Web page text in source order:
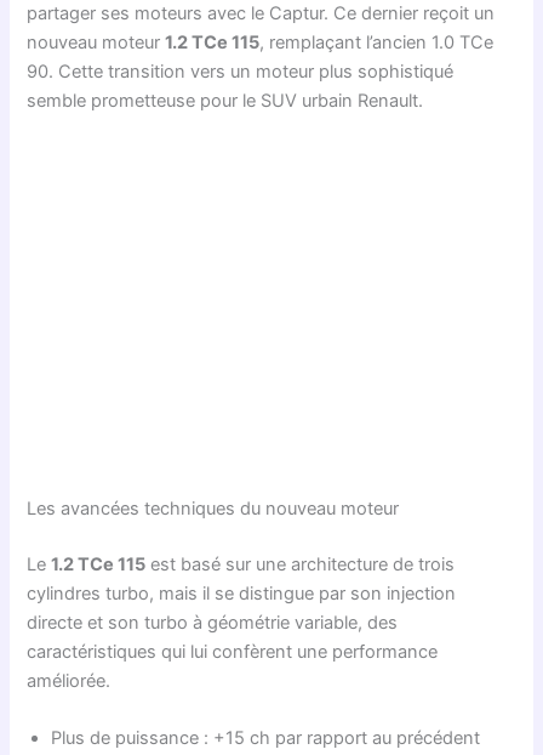
partager ses moteurs avec le Captur. Ce dernier reçoit un
nouveau moteur1.2 TCe 115, remplaçant l’ancien 1.0 TCe
90. Cette transition vers un moteur plus sophistiqué
semble prometteuse pour le SUV urbain Renault.
Les avancées techniques du nouveau moteur
Le1.2 TCe 115 est basé sur une architecture de trois
cylindres turbo, mais il se distingue par son injection
directe et son turbo à géométrie variable, des
caractéristiques qui lui confèrent une performance
améliorée.
Plus de puissance : +15 ch par rapport au précédent